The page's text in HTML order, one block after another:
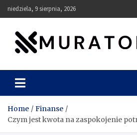
Skip
to
niedziela, 9 sierpnia, 2026
muratorek.pl
Home
Finanse
Czym jest kwota na zaspokojenie